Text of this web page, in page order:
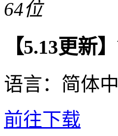
64位
【5.13更新
语言： 简体
前往下载